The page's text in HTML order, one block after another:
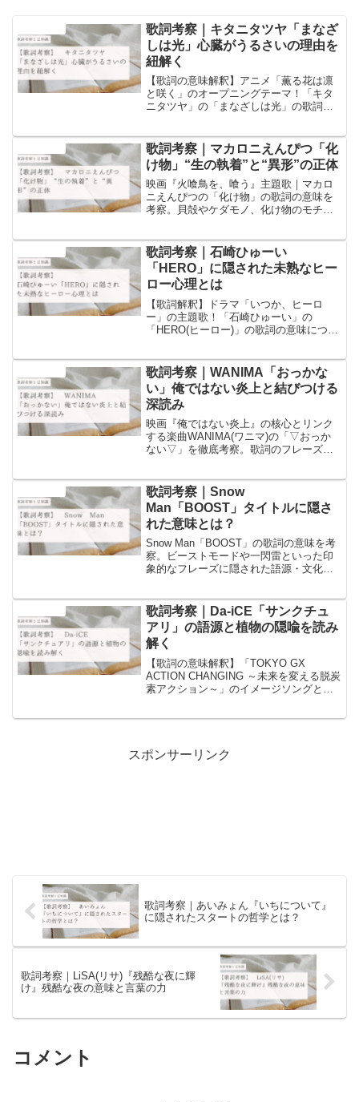
歌詞考察｜キタニタツヤ「まなざ
しは光」心臓がうるさいの理由を
紐解く
【歌詞の意味解釈】アニメ「薫る花は凛
と咲く」のオープニングテーマ！「キタ
ニタツヤ」の「まなざしは光」の歌詞の
歌詞考察｜マカロニえんぴつ「化
け物」“生の執着”と“異形”の正体
映画『火喰鳥を、喰う』主題歌｜マカロ
ニえんぴつの「化け物」の歌詞の意味を
考察。貝殻やケダモノ、化け物のモチー
めない驚きの視点から分析。
歌詞考察｜石崎ひゅーい
「HERO」に隠された未熟なヒー
ロー心理とは
【歌詞解釈】ドラマ「いつか、ヒーロ
ー」の主題歌！「石崎ひゅーい」の
「HERO(ヒーロー)」の歌詞の意味につい
歌詞考察｜WANIMA「おっかな
い」俺ではない炎上と結びつける
深読み
映画『俺ではない炎上』の核心とリンク
する楽曲WANIMA(ワニマ)の「▽おっか
ない▽」を徹底考察。歌詞のフレーズ毎
出します。
歌詞考察｜Snow
Man「BOOST」タイトルに隠さ
れた意味とは？
Snow Man「BOOST」の歌詞の意味を考
察。ビーストモードや一閃雷といった印
象的なフレーズに隠された語源・文化的
他では語られない視点で読み解きます。
歌詞考察｜Da-iCE「サンクチュ
アリ」の語源と植物の隠喩を読み
解く
【歌詞の意味解釈】「TOKYO GX
ACTION CHANGING ～未来を変える脱炭
素アクション～」のイメージソングとな
す！
スポンサーリンク
歌詞考察｜あいみょん『いちについて』
に隠されたスタートの哲学とは？
歌詞考察｜LiSA(リサ)『残酷な夜に輝
け』残酷な夜の意味と言葉の力
コメント